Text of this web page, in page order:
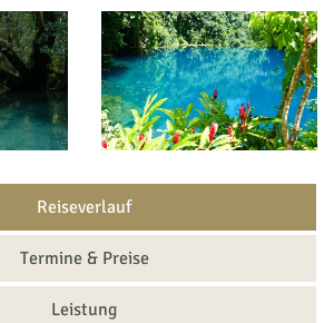
Reiseverlauf
Termine & Preise
Leistung